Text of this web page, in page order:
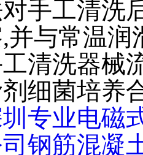
手工清洗
并与常温润
清洗器械
细菌培养
专业电磁
钢筋混凝